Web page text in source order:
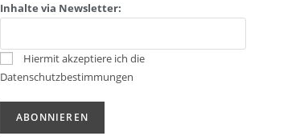
Inhalte via Newsletter:
Hiermit akzeptiere ich die
Datenschutzbestimmungen